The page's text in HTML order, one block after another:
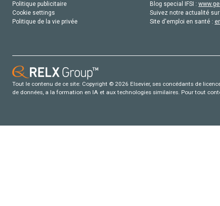
Politique publicitaire
Cookie settings
Politique de la vie privée
Blog special IFSI :
Suivez notre actualité
Site d'emploi en santé :
Tout le contenu de ce site: Copyright © 2026 Elsevier, ses concédants de
de données, a la formation en IA et aux technologies similaires. Pour tout